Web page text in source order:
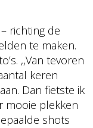
richting de
te maken.
,,Van tevoren
keren
Dan fietste ik
mooie plekken
shots